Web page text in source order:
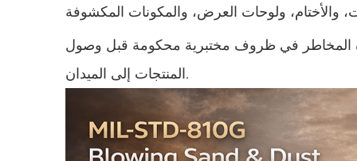
المخاطر في ظروف مختبرية محكومة قبل وصول
المنتجات إلى الميدان.